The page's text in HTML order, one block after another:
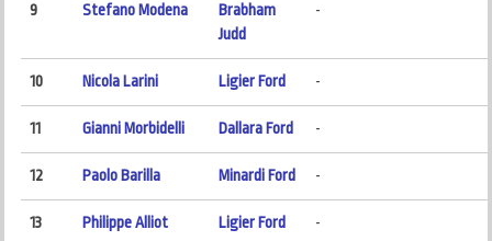
9 Stefano Modena
Brabham
Judd
-
10 Nicola Larini Ligier Ford -
11 Gianni Morbidelli Dallara Ford -
12 Paolo Barilla Minardi Ford -
13 Philippe Alliot Ligier Ford -